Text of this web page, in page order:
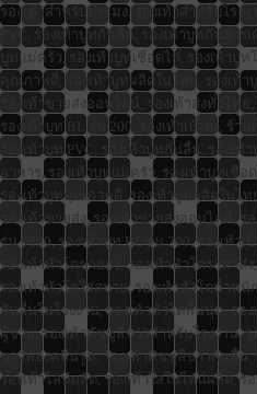
รองเท้าสำหรับประมง, รองเท้าสำหรับโรง
PVC, รองเท้าบูทกันลื่น, รองเท้าบูทกันสา
บูทแม่ครัว, รองเท้าบูทเชือดไก่, รองเท้าบู
คุณภาพดี, รองเท้าบูทผลิตในไทย, รองเท้าบู
รองเท้าขายส่งออนไลน์, รองเท้าส่งทั่วไท
รองเท้าบูท BL รุ่น 200, รองเท้าเป๋าตุง, ร้า
รองเท้าบูท PVC, รองเท้าบูทกันลื่น, รองเ
อาหาร, รองเท้าบูทแม่ครัว, รองเท้าบูทเชือ
รองเท้าบูทคุณภาพดี, รองเท้าบูทผลิตในไทย
รองเท้าขายส่ง, รองเท้าขายส่งออนไลน์, ร
รุ่น 9800, รองเท้าบูท BL รุ่น 200, รองเท้าเ
รองเท้าหัวโตขายส่ง, รองเท้าหัวโตราคาส่
รองเท้าหัวโตใส่สบาย, รองเท้าหัวโตน้ำหนั
กันลื่นในโรงงาน, รองเท้าหัวโตพื้นนุ่ม, รอ
ผู้ชาย, รองเท้าคัชชูสีขาวสำหรับโรงงาน,
ขาวห้องคลีนรูม, รองเท้าคัชชูสีขาวกันลื่น,
รองเท้าไลน์ผลิต, รองเท้าใส่ในไลน์ผลิต, ร